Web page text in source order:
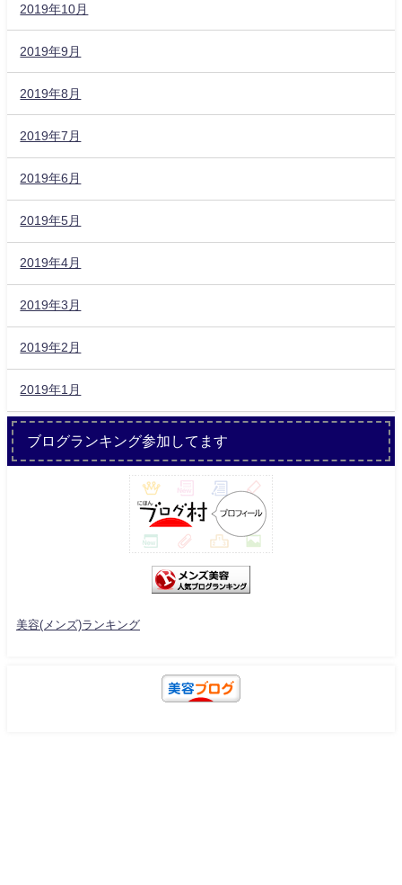
2019年10月
2019年9月
2019年8月
2019年7月
2019年6月
2019年5月
2019年4月
2019年3月
2019年2月
2019年1月
ブログランキング参加してます
美容(メンズ)ランキング